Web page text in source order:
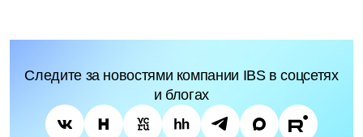
Следите за новостями компании IBS в соцсетях
и блогах